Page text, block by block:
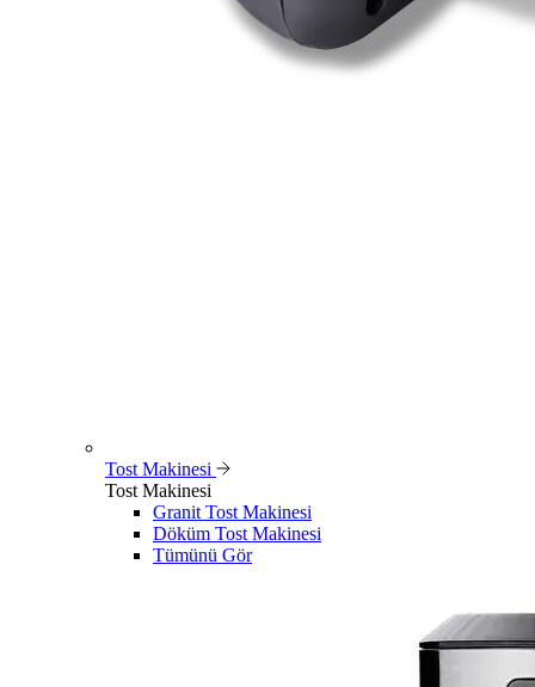
Tost Makinesi
Tost Makinesi
Granit Tost Makinesi
Döküm Tost Makinesi
Tümünü Gör